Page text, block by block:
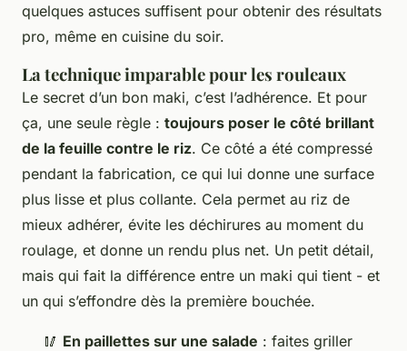
quelques astuces suffisent pour obtenir des résultats
pro, même en cuisine du soir.
La technique imparable pour les rouleaux
Le secret d’un bon maki, c’est l’adhérence. Et pour
ça, une seule règle : toujours poser le côté brillant
de la feuille contre le riz. Ce côté a été compressé
pendant la fabrication, ce qui lui donne une surface
plus lisse et plus collante. Cela permet au riz de
mieux adhérer, évite les déchirures au moment du
roulage, et donne un rendu plus net. Un petit détail,
mais qui fait la différence entre un maki qui tient - et
un qui s’effondre dès la première bouchée.
🥢 En paillettes sur une salade : faites griller